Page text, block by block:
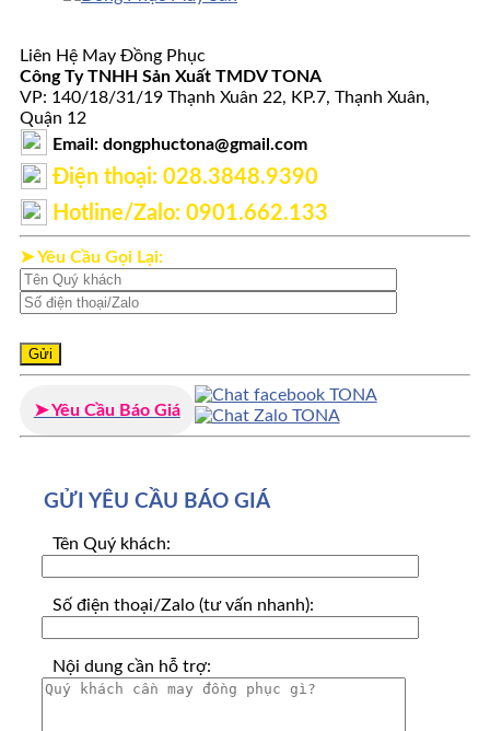
Liên Hệ May Đồng Phục
Công Ty TNHH Sản Xuất TMDV TONA
VP: 140/18/31/19 Thạnh Xuân 22, KP.7, Thạnh Xuân,
Quận 12
Email: dongphuctona@gmail.com
Điện thoại: ‭028.3848.9390‬
Hotline/Zalo: 0901.662.133
➤ Yêu Cầu Gọi Lại:
➤ Yêu Cầu Báo Giá
GỬI YÊU CẦU BÁO GIÁ
Tên Quý khách:
Số điện thoại/Zalo (tư vấn nhanh):
Nội dung cần hỗ trợ: